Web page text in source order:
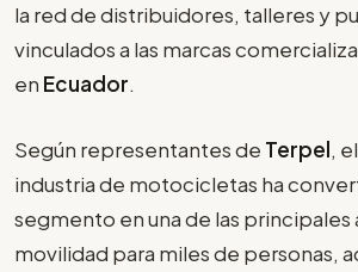
la red de distribuidores, talleres y
vinculados a las marcas
en Ecuador.
Según representantes de Terpel,
industria de motocicletas ha
segmento en una de las principales
movilidad para miles de personas,